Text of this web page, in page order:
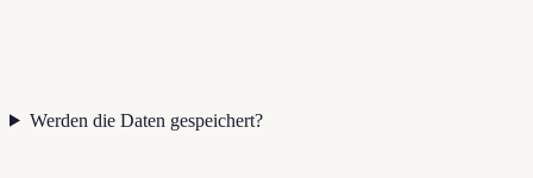
Werden die Daten gespeichert?